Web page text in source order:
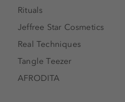
Rituals
Jeffree Star Cosmetics
Real Techniques
Tangle Teezer
AFRODITA